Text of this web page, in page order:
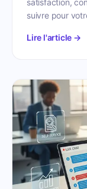
satisfaction,
suivre pour
Lire l'article →